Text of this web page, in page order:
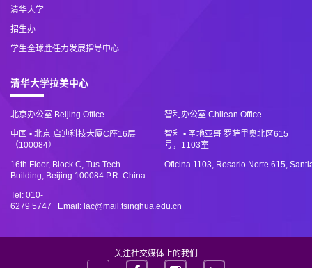
清华大学
招生办
学生全球胜任力发展指导中心
清华大学拉美中心
北京办公室 Beijing Office
中国 • 北京 启迪科技大厦C座16层
（100084）
16th Floor, Block C, Tus-Tech
Building, Beijing 100084 P.R. China
Tel: 010-
6279 5747 Email: lac@mail.tsinghua.edu.cn
智利办公室 Chilean Office
智利 • 圣地亚哥 罗萨里奥北区615
号，1103室
Oficina 1103, Rosario Norte 615,
关注社交媒体上的我们